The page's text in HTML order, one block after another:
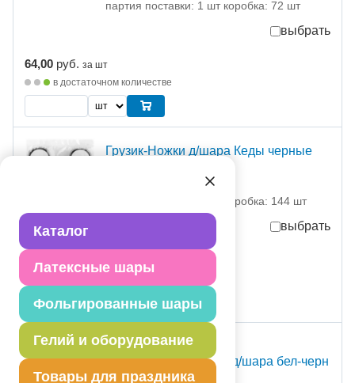
Каталог
Латексные шары
Фольгированные шары
Гелий и оборудование
Товары для праздника
партия поставки: 1 шт коробка: 72 шт
выбрать
64,00 руб. за шт
в достаточном количестве
Грузик-Ножки д/шара Кеды черные
партия поставки: 1 шт коробка: 144 шт
выбрать
в достаточном количестве
С Т О К
Подвеска-серпантин д/шара бел-черн
86см